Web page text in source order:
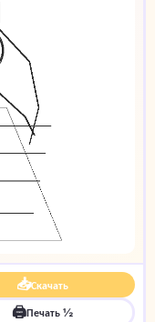
📥Скачать
🖨Печать ½